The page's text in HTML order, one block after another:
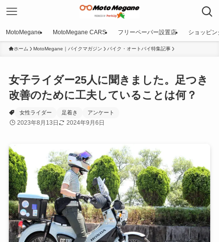
MotoMegane MotoMegane CARS フリーペーパー設置店 ショッピン
ホーム MotoMegane｜バイクマガジン バイク・オートバイ特集記事
女子ライダー25人に聞きました。足つき
改善のために工夫していることは何？
女性ライダー 足着き アンケート
2023年8月13日 2024年9月6日